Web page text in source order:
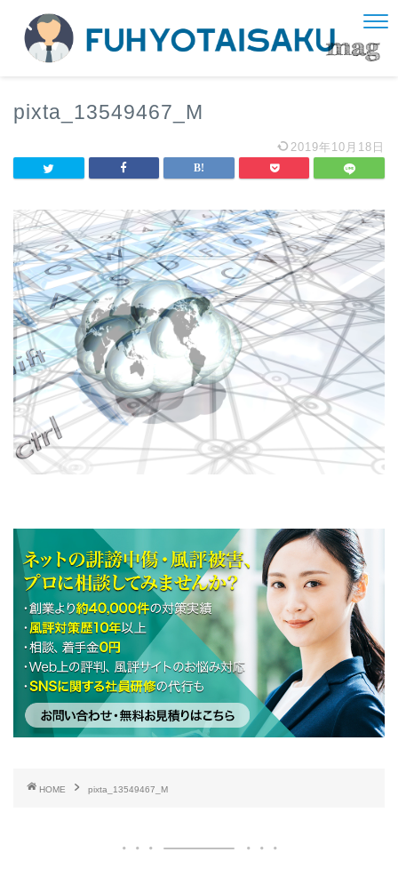
pixta_13549467_M
2019年10月18日
HOME pixta_13549467_M